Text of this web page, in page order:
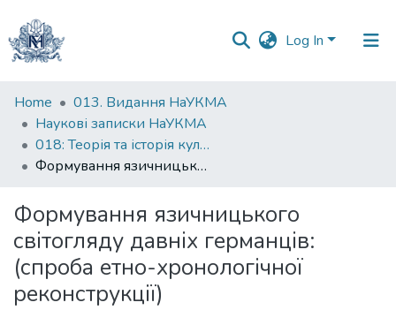
Log In
Communities
&
Collections
All of DSpace
Statistics
Home
013. Видання НаУКМА
Наукові записки НаУКМА
018: Теорія та історія культури
Формування язичницького світогляду давніх германців: (спроба етно-хронологічної реконструкції)
Формування язичницького
світогляду давніх германців:
(спроба етно-хронологічної
реконструкції)